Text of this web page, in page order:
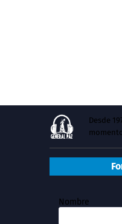
Desde
Nombre